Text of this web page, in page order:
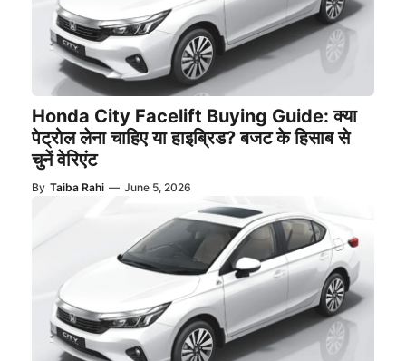
Honda City Facelift Buying Guide: क्या
पेट्रोल लेना चाहिए या हाइब्रिड? बजट के हिसाब से
चुनें वेरिएंट
By Taiba Rahi — June 5, 2026